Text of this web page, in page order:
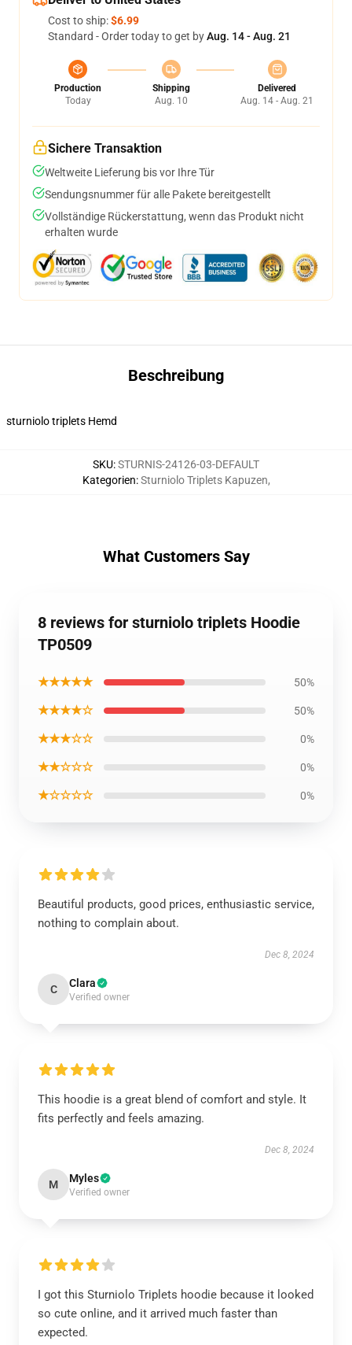
Cost to ship:$6.99
Standard - Order today to get byAug. 14 - Aug. 21
Production
Today
Shipping
Aug. 10
Delivered
Aug. 14 - Aug. 21
Sichere Transaktion
Weltweite Lieferung bis vor Ihre Tür
Sendungsnummer für alle Pakete bereitgestellt
Vollständige Rückerstattung, wenn das Produkt nicht
erhalten wurde
Beschreibung
sturniolo triplets Hemd
SKU:STURNIS-24126-03-DEFAULT
Kategorien:Sturniolo Triplets Kapuzen,
What Customers Say
8 reviews for sturniolo triplets Hoodie
TP0509
★★★★★ 50%
★★★★☆ 50%
★★★☆☆ 0%
★★☆☆☆ 0%
★☆☆☆☆ 0%
Beautiful products, good prices, enthusiastic service,
nothing to complain about.
Dec 8, 2024
C Clara
Verified owner
This hoodie is a great blend of comfort and style. It
fits perfectly and feels amazing.
Dec 8, 2024
M Myles
Verified owner
I got this Sturniolo Triplets hoodie because it looked
so cute online, and it arrived much faster than
expected.